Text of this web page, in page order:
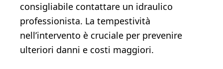
consigliabile contattare un idraulico
professionista. La tempestività
nell’intervento è cruciale per prevenire
ulteriori danni e costi maggiori.